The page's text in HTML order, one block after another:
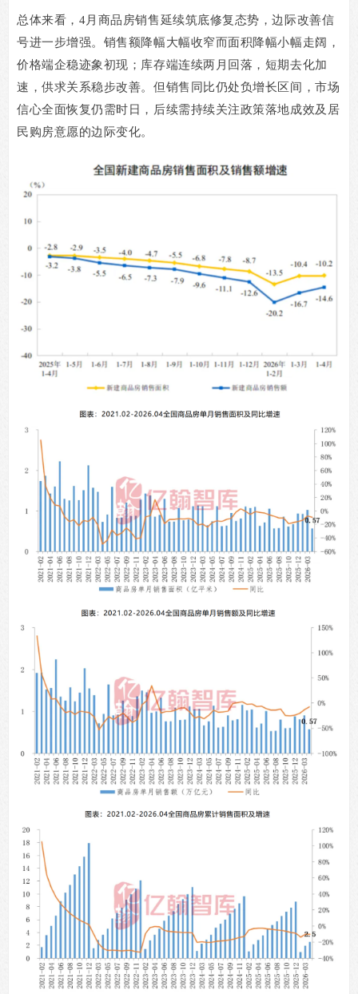
总体来看， 4月商品房销售延续筑底修复态势，边际改善信
号进一步增强。销售额降幅大幅收窄而面积降幅小幅走阔，
价格端企稳迹象初现；库存端连续两月回落，短期去化加
速，供求关系稳步改善。但销售同比仍处负增长区间，市场
信心全面恢复仍需时日，后续需持续关注政策落地成效及居
民购房意愿的边际变化。